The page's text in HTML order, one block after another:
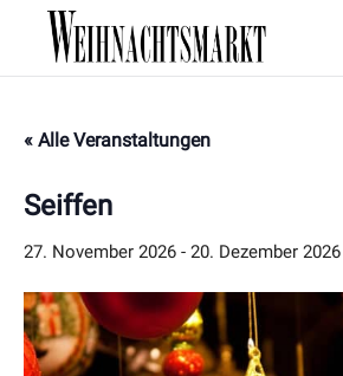
« Alle Veranstaltungen
Seiffen
27. November 2026 - 20. Dezember 2026